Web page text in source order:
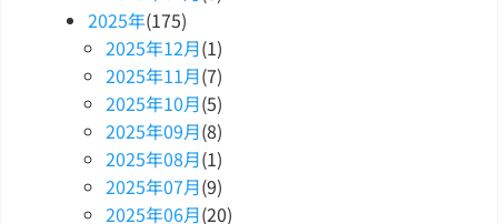
2025年(175)
2025年12月(1)
2025年11月(7)
2025年10月(5)
2025年09月(8)
2025年08月(1)
2025年07月(9)
2025年06月(20)